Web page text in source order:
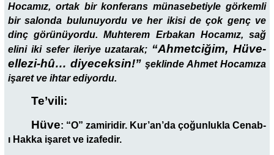
Hocamız, ortak bir konferans münasebetiyle görkemli
bir salonda bulunuyordu ve her ikisi de çok genç ve
dinç görünüyordu. Muhterem Erbakan Hocamız, sağ
elini iki sefer ileriye uzatarak; “Ahmetciğim, Hüve-
ellezi-hû… diyeceksin!” şeklinde Ahmet Hocamıza
işaret ve ihtar ediyordu.
Te’vili:
Hüve: “O” zamiridir. Kur’an’da çoğunlukla Cenab-
ı Hakka işaret ve izafedir.